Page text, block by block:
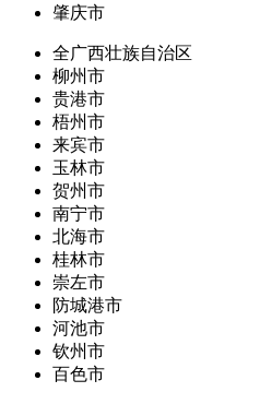
肇庆市
全广西壮族自治区
柳州市
贵港市
梧州市
来宾市
玉林市
贺州市
南宁市
北海市
桂林市
崇左市
防城港市
河池市
钦州市
百色市